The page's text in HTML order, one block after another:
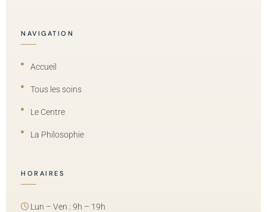
NAVIGATION
Accueil
Tous les soins
Le Centre
La Philosophie
HORAIRES
Lun – Ven : 9h – 19h